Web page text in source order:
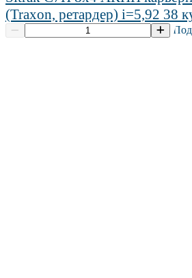
(Traxon, ретардер) i=5,92 38